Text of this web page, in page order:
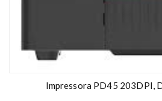
Impressora PD45 203DPI,